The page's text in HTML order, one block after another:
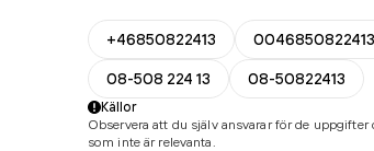
+46850822413 0046850822413
08-508 224 13
08-50822413
Källor
Observera att du själv ansvarar för de
som inte är relevanta.